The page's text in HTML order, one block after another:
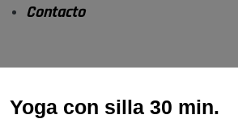
Contacto
Yoga con silla 30 min.